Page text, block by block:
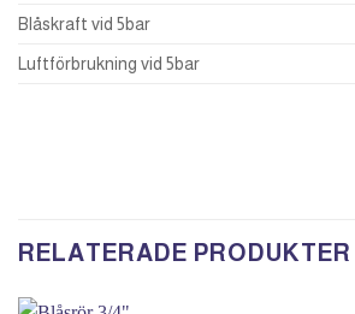
Blåskraft vid 5bar
Luftförbrukning vid 5bar
RELATERADE PRODUKTER